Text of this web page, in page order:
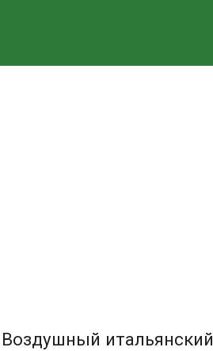
Воздушный итальянский